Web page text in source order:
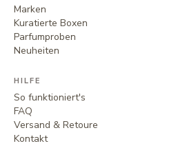
Marken
Kuratierte Boxen
Parfumproben
Neuheiten
HILFE
So funktioniert's
FAQ
Versand & Retoure
Kontakt